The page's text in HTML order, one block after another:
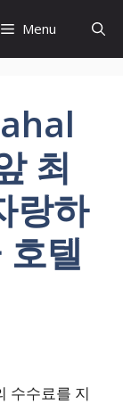
Menu
최
랑하
텔
수수료를 지